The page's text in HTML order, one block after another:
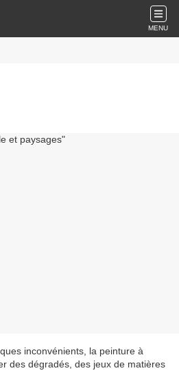
MENU
inconvénients, la peinture à
des dégradés, des jeux de matières